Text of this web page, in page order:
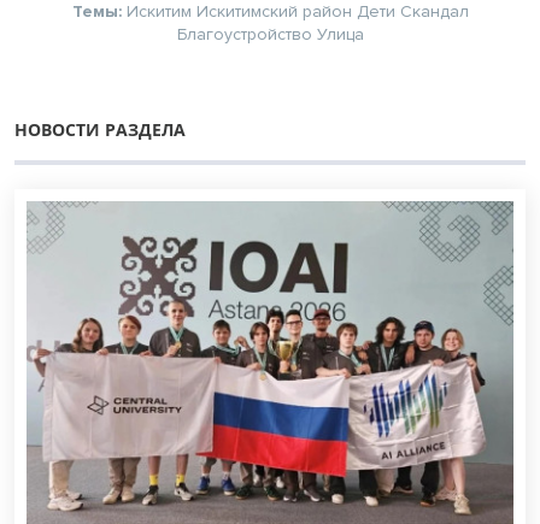
Темы: Искитим Искитимский район Дети Скандал
Благоустройство Улица
НОВОСТИ РАЗДЕЛА